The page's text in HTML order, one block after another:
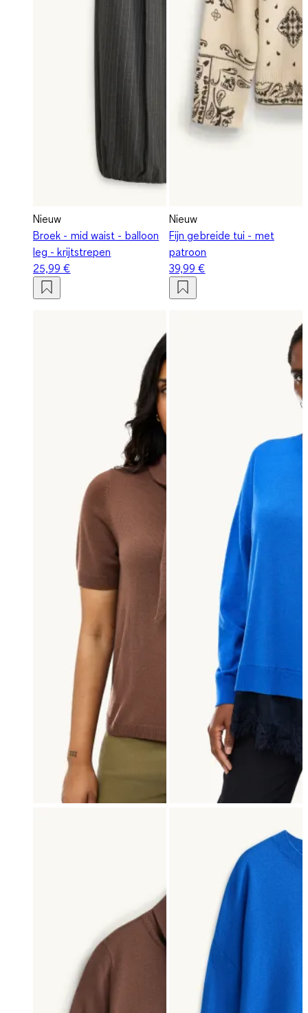
Nieuw
Broek - mid waist - balloon
leg - krijtstrepen
25,99 €
Nieuw
Fijn gebreide tui - met
patroon
39,99 €